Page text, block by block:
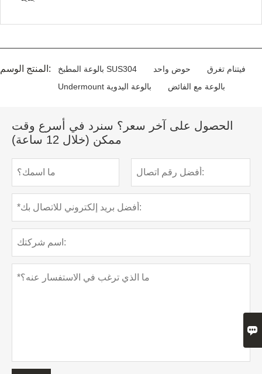
المنتج الوسم: بالوعة المطبخ SUS304 حوض واحد
فيتنام تغرق
Undermount بالوعة اليدوية
بالوعة مع الفائض
الحصول على آخر سعر؟ سنرد في أسرع وقت
ممكن (خلال 12 ساعة)
